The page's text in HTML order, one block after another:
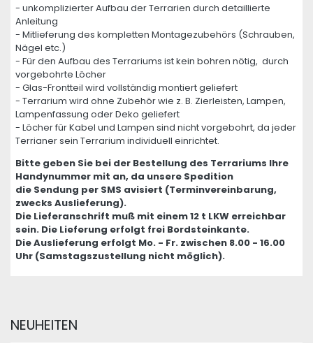
- unkomplizierter Aufbau der Terrarien durch detaillierte
Anleitung
- Mitlieferung des kompletten Montagezubehörs (Schrauben,
Nägel etc.)
- Für den Aufbau des Terrariums ist kein bohren nötig, durch
vorgebohrte Löcher
- Glas-Frontteil wird vollständig montiert geliefert
- Terrarium wird ohne Zubehör wie z. B. Zierleisten, Lampen,
Lampenfassung oder Deko geliefert
- Löcher für Kabel und Lampen sind nicht vorgebohrt, da jeder
Terrianer sein Terrarium individuell einrichtet.
Bitte geben Sie bei der Bestellung des Terrariums Ihre
Handynummer mit an, da unsere Spedition
die Sendung per SMS avisiert (Terminvereinbarung,
zwecks Auslieferung).
Die Lieferanschrift muß mit einem 12 t LKW erreichbar
sein. Die Lieferung erfolgt frei Bordsteinkante.
Die Auslieferung erfolgt Mo. - Fr. zwischen 8.00 - 16.00
Uhr (Samstagszustellung nicht möglich).
NEUHEITEN